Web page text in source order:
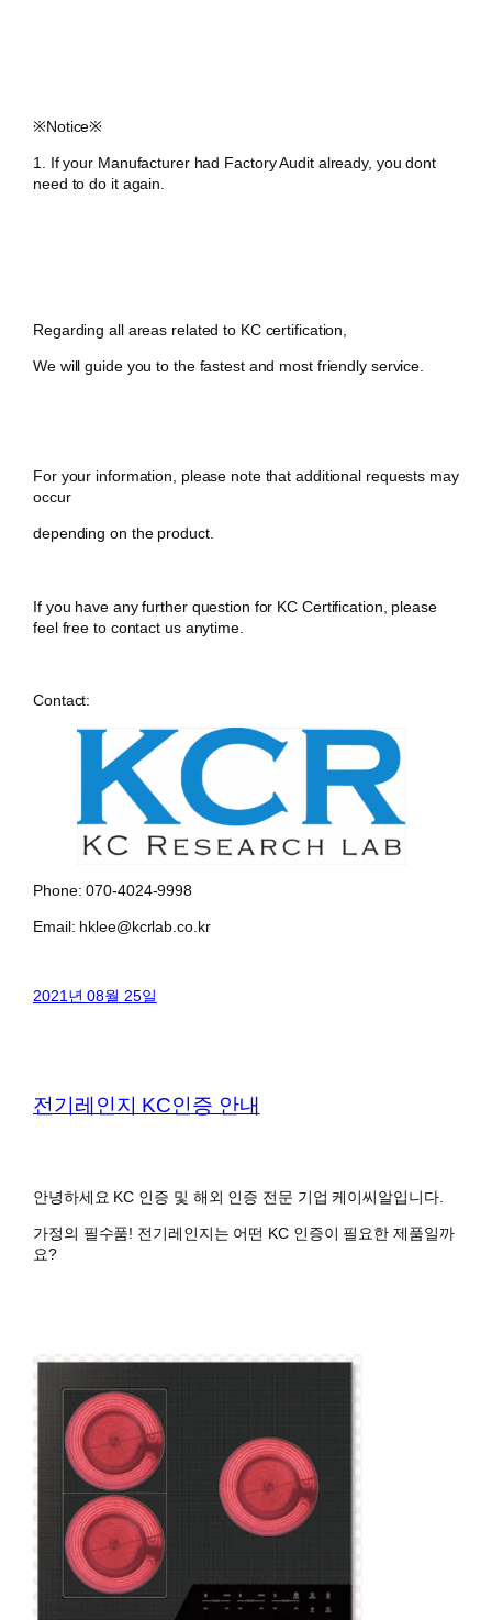
​※Notice※
1. If your Manufacturer had Factory Audit already, you dont
need to do it again.
Regarding all areas related to KC certification,
We will guide you to the fastest and most friendly service.
For your information, please note that additional requests may
occur
depending on the product.
If you have any further question for KC Certification, please
feel free to contact us anytime.
Contact:
Phone: 070-4024-9998
Email: hklee@kcrlab.co.kr
2021년 08월 25일
전기레인지 KC인증 안내
안녕하세요 KC 인증 및 해외 인증 전문 기업 케이씨알입니다.
가정의 필수품! 전기레인지는 어떤 KC 인증이 필요한 제품일까
요?